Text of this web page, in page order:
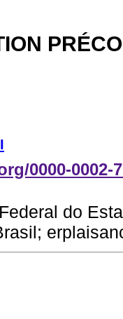
I
0000-0002-
do